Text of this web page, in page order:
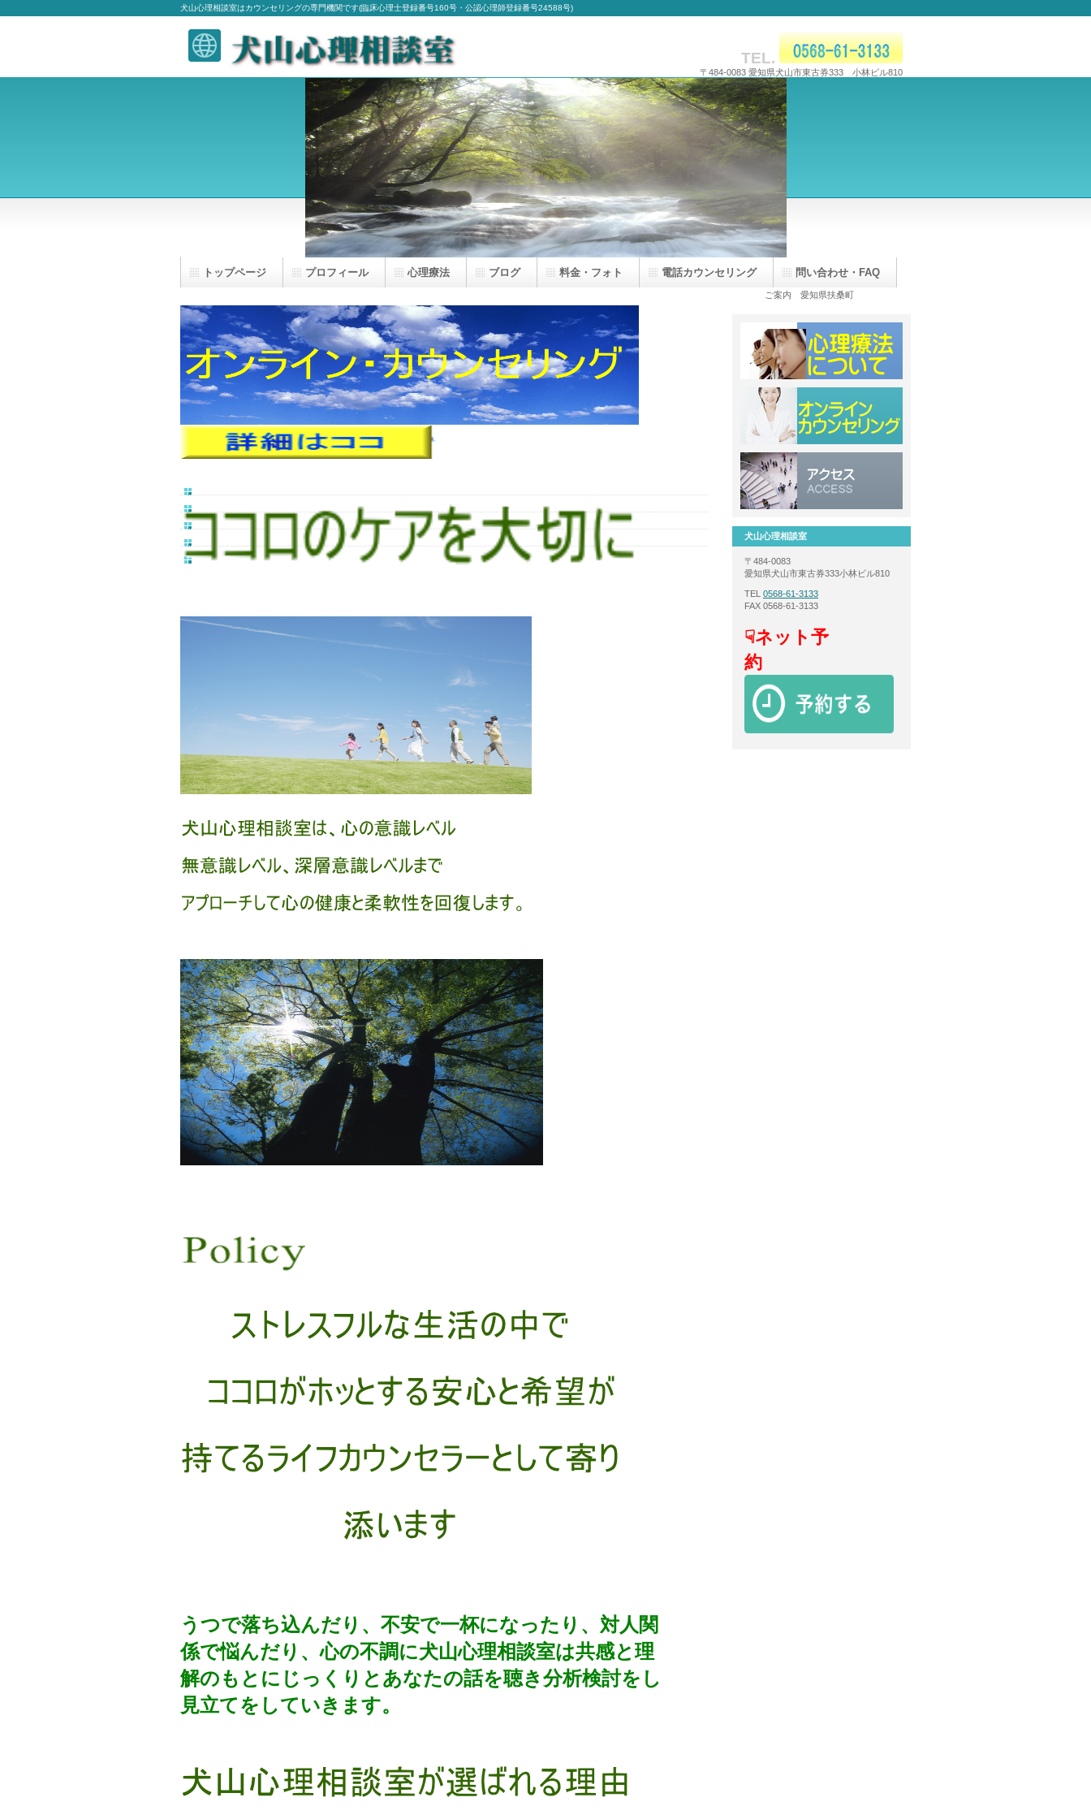
犬山心理相談室はカウンセリングの専門機関です(臨床心理士登録番号160号・公認心理師登録番号24588号)
TEL.
〒484-0083 愛知県犬山市東古券333 小林ビル810
ご案内 愛知県扶桑町
うつで落ち込んだり、不安で一杯になったり、対人関
係で悩んだり、心の不調に犬山心理相談室は共感と理
解のもとにじっくりとあなたの話を聴き分析検討をし
見立てをしていきます。
トップページ プロフィール 心理療法 ブログ 料金・フォト 電話カウンセリング 問い合わせ・FAQ
犬山心理相談室
〒484-0083
愛知県犬山市東古券333小林ビル810
TEL 0568-61-3133
FAX 0568-61-3133
☟ネット予
約